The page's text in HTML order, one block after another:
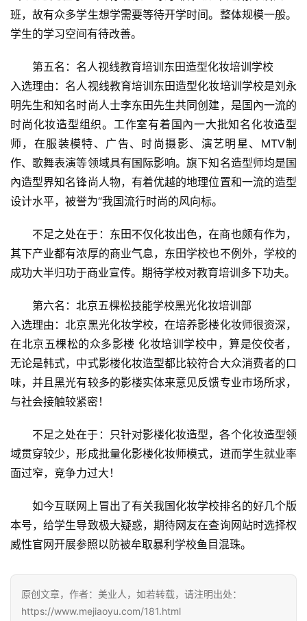
班，故有众多学生想学需要等待开学时间。整体规模一般。
学生的学习空间有待改善。
第五名：名人视线教育培训东田造型化妆培训学校
入选理由：名人视线教育培训东田造型化妆培训学校是刘永
明先生和知名时尚人士李东田先生共同创建，是国內一流的
时尚化妆造型组织。工作室有着国內一大批知名化妆造型
师，在服装模特、广告、时尚摄影、演艺明星、MTV制
作、歌舞表演等领域具有国际影响。旗下知名造型师均是国
內造型界知名锋尚人物，有着优越的地理位置和一流的造型
设计水平，被誉为“我国流行时尚的风向标。
不足之处在于：东田不仅化妆出色，在商也颇有作为，
其下产业都有浓厚的商业气息，东田学校也不例外，学校的
成功大半归功于商业宣传。期待学校对教育培训多下功夫。
第六名：北京五棵松技能学校黑光化妆培训部
入选理由：北京黑光化妆学校，在培养影楼化妆师很资深，
在北京五棵松的众多影楼 化妆培训学校中，算是佼佼者，
无论是韩式，中式影楼化妆造型都比较符合大众消费者的口
味，并且黑光有较多的影楼实体来意见反馈专业市场所求，
与社会接触较紧密！
不足之处在于：只针对影楼化妆造型，各个化妆造型领
域贯穿较少，形成批量化影楼化妆师模式，进而学生就业率
面过窄，竞争力过大！
如今互联网上冒出了有关我国化妆学校排名的好几个版
本号，给学生导致极大疑惑，期待网友在查询网站时选择权
威性官网开展参照以防被牟取暴利学校鱼目混珠。
原创文章，作者：美业人，如若转载，请注明出处：
https://www.mejiaoyu.com/181.html